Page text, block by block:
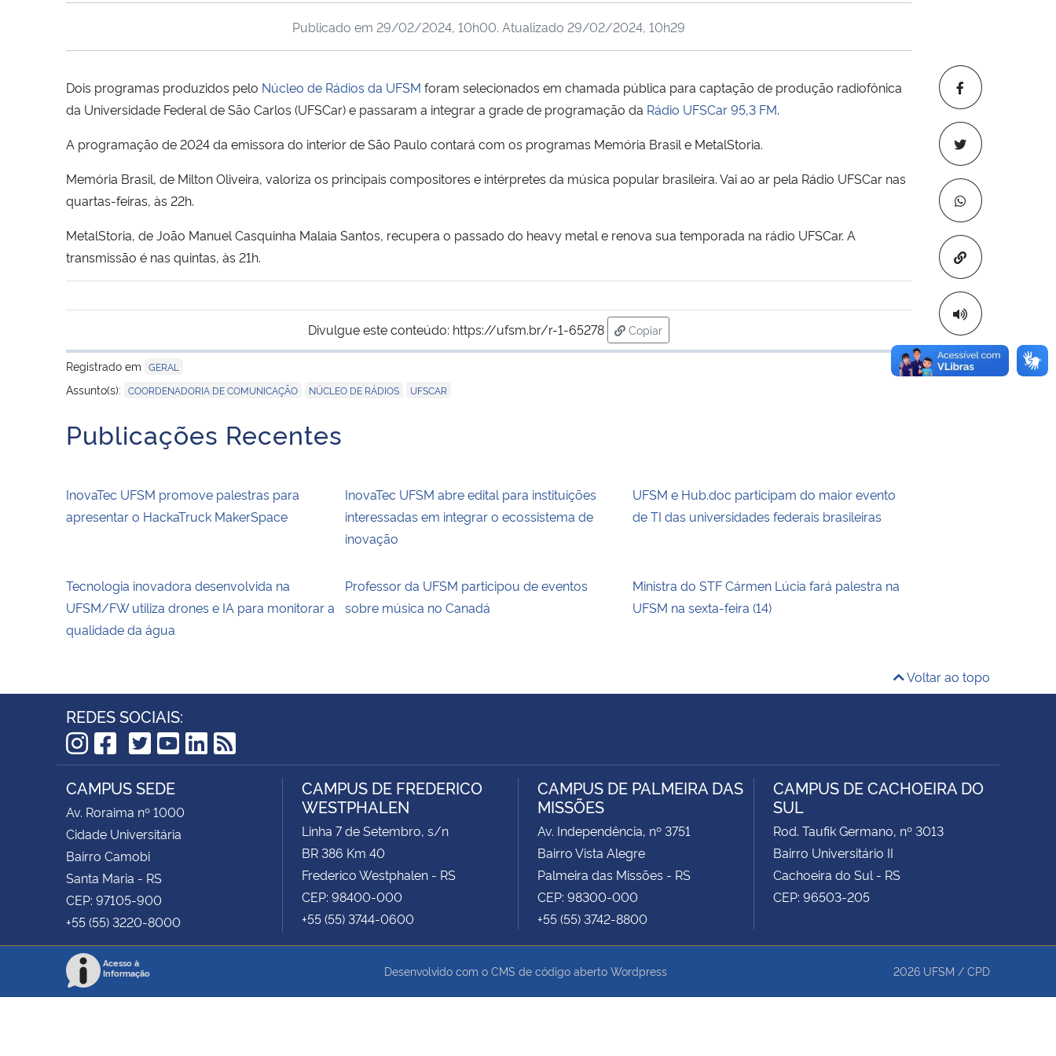
Copiar para
Publicado em 29/02/2024, 10h00. Atualizado 29/02/2024, 10h29
Dois programas produzidos pelo Núcleo de Rádios da UFSM foram selecionados em chamada pública para captação de produção radiofônica
da Universidade Federal de São Carlos (UFSCar) e passaram a integrar a grade de programação da Rádio UFSCar 95,3 FM.
A programação de 2024 da emissora do interior de São Paulo contará com os programas Memória Brasil e MetalStoria.
Memória Brasil, de Milton Oliveira, valoriza os principais compositores e intérpretes da música popular brasileira. Vai ao ar pela Rádio UFSCar nas
quartas-feiras, às 22h.
MetalStoria, de João Manuel Casquinha Malaia Santos, recupera o passado do heavy metal e renova sua temporada na rádio UFSCar. A
transmissão é nas quintas, às 21h.
Divulgue este conteúdo: https://ufsm.br/r-1-65278
Copiar
para área de transferência
Registrado em GERAL
Assunto(s): COORDENADORIA DE COMUNICAÇÃO NÚCLEO DE RÁDIOS UFSCAR
Publicações Recentes
InovaTec UFSM promove palestras para
apresentar o HackaTruck MakerSpace
InovaTec UFSM abre edital para instituições
interessadas em integrar o ecossistema de
inovação
UFSM e Hub.doc participam do maior evento
de TI das universidades federais brasileiras
Tecnologia inovadora desenvolvida na
UFSM/FW utiliza drones e IA para monitorar a
qualidade da água
Professor da UFSM participou de eventos
sobre música no Canadá
Ministra do STF Cármen Lúcia fará palestra na
UFSM na sexta-feira (14)
Voltar ao topo
REDES SOCIAIS:
Instagram
Facebook
TikTok
Twitter
YouTube
LinkedIn
RSS
CAMPUS SEDE
Av. Roraima nº 1000
Cidade Universitária
Bairro Camobi
Santa Maria - RS
CEP: 97105-900
+55 (55) 3220-8000
CAMPUS DE FREDERICO
WESTPHALEN
Linha 7 de Setembro, s/n
BR 386 Km 40
Frederico Westphalen - RS
CEP: 98400-000
+55 (55) 3744-0600
CAMPUS DE PALMEIRA DAS
MISSÕES
Av. Independência, nº 3751
Bairro Vista Alegre
Palmeira das Missões - RS
CEP: 98300-000
+55 (55) 3742-8800
CAMPUS DE CACHOEIRA DO
SUL
Rod. Taufik Germano, nº 3013
Bairro Universitário II
Cachoeira do Sul - RS
CEP: 96503-205
Acesso à
Informação
Desenvolvido com o CMS de código aberto Wordpress 2026 UFSM / CPD